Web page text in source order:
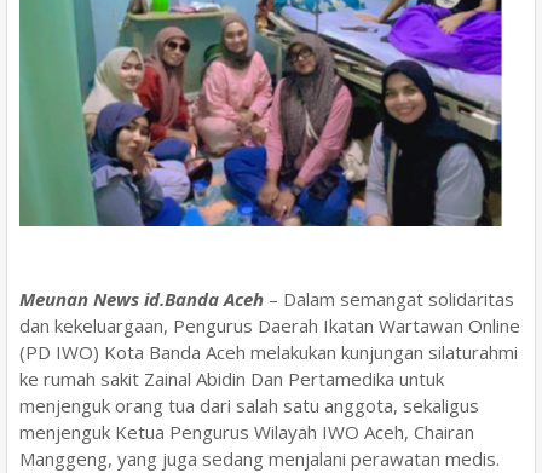
Meunan News id.Banda Aceh – Dalam semangat solidaritas
dan kekeluargaan, Pengurus Daerah Ikatan Wartawan Online
(PD IWO) Kota Banda Aceh melakukan kunjungan silaturahmi
ke rumah sakit Zainal Abidin Dan Pertamedika untuk
menjenguk orang tua dari salah satu anggota, sekaligus
menjenguk Ketua Pengurus Wilayah IWO Aceh, Chairan
Manggeng, yang juga sedang menjalani perawatan medis.